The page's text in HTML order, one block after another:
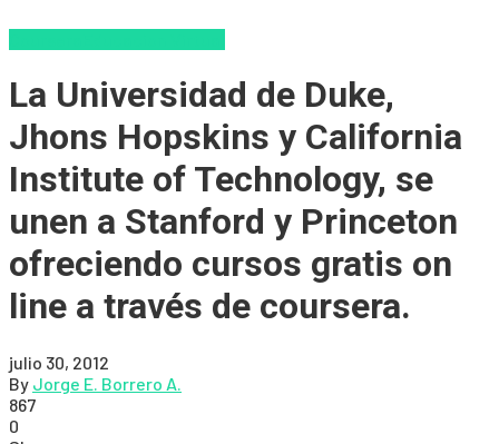
La Universidad de Duke,
Jhons Hopskins y California
Institute of Technology, se
unen a Stanford y Princeton
ofreciendo cursos gratis on
line a través de coursera.
julio 30, 2012
By Jorge E. Borrero A.
867
0